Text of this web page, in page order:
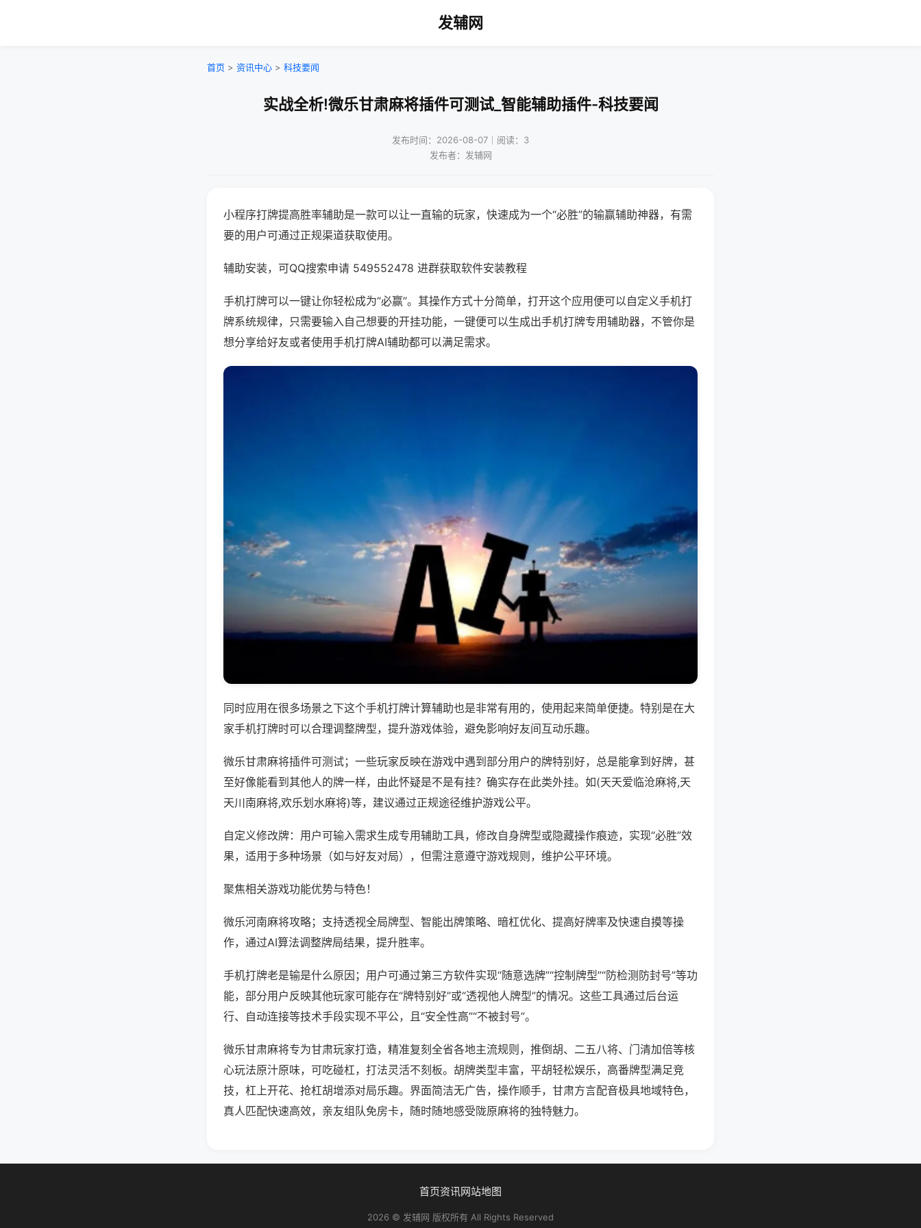
发辅网
首页 > 资讯中心 > 科技要闻
实战全析!微乐甘肃麻将插件可测试_智能辅助插件-科技要闻
发布时间：2026-08-07｜阅读：3
发布者：发辅网
小程序打牌提高胜率辅助是一款可以让一直输的玩家，快速成为一个“必胜”的输赢辅助神器，有需
要的用户可通过正规渠道获取使用。
辅助安装，可QQ搜索申请 549552478 进群获取软件安装教程
手机打牌可以一键让你轻松成为“必赢”。其操作方式十分简单，打开这个应用便可以自定义手机打
牌系统规律，只需要输入自己想要的开挂功能，一键便可以生成出手机打牌专用辅助器，不管你是
想分享给好友或者使用手机打牌AI辅助都可以满足需求。
同时应用在很多场景之下这个手机打牌计算辅助也是非常有用的，使用起来简单便捷。特别是在大
家手机打牌时可以合理调整牌型，提升游戏体验，避免影响好友间互动乐趣。
微乐甘肃麻将插件可测试；一些玩家反映在游戏中遇到部分用户的牌特别好，总是能拿到好牌，甚
至好像能看到其他人的牌一样，由此怀疑是不是有挂？确实存在此类外挂。如(天天爱临沧麻将,天
天川南麻将,欢乐划水麻将)等，建议通过正规途径维护游戏公平。
自定义修改牌：用户可输入需求生成专用辅助工具，修改自身牌型或隐藏操作痕迹，实现“必胜”效
果，适用于多种场景（如与好友对局），但需注意遵守游戏规则，维护公平环境。
聚焦相关游戏功能优势与特色！
微乐河南麻将攻略；支持透视全局牌型、智能出牌策略、暗杠优化、提高好牌率及快速自摸等操
作，通过AI算法调整牌局结果，提升胜率。
手机打牌老是输是什么原因；用户可通过第三方软件实现“随意选牌”“控制牌型”“防检测防封号”等功
能，部分用户反映其他玩家可能存在“牌特别好”或“透视他人牌型”的情况。这些工具通过后台运
行、自动连接等技术手段实现不平公，且“安全性高”“不被封号”。
微乐甘肃麻将专为甘肃玩家打造，精准复刻全省各地主流规则，推倒胡、二五八将、门清加倍等核
心玩法原汁原味，可吃碰杠，打法灵活不刻板。胡牌类型丰富，平胡轻松娱乐，高番牌型满足竞
技，杠上开花、抢杠胡增添对局乐趣。界面简洁无广告，操作顺手，甘肃方言配音极具地域特色，
真人匹配快速高效，亲友组队免房卡，随时随地感受陇原麻将的独特魅力。
首页资讯网站地图
2026 © 发辅网 版权所有 All Rights Reserved